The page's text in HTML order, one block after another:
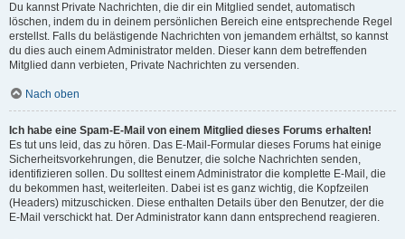
Du kannst Private Nachrichten, die dir ein Mitglied sendet, automatisch
löschen, indem du in deinem persönlichen Bereich eine entsprechende Regel
erstellst. Falls du belästigende Nachrichten von jemandem erhältst, so kannst
du dies auch einem Administrator melden. Dieser kann dem betreffenden
Mitglied dann verbieten, Private Nachrichten zu versenden.
Nach oben
Ich habe eine Spam-E-Mail von einem Mitglied dieses Forums erhalten!
Es tut uns leid, das zu hören. Das E-Mail-Formular dieses Forums hat einige
Sicherheitsvorkehrungen, die Benutzer, die solche Nachrichten senden,
identifizieren sollen. Du solltest einem Administrator die komplette E-Mail, die
du bekommen hast, weiterleiten. Dabei ist es ganz wichtig, die Kopfzeilen
(Headers) mitzuschicken. Diese enthalten Details über den Benutzer, der die
E-Mail verschickt hat. Der Administrator kann dann entsprechend reagieren.